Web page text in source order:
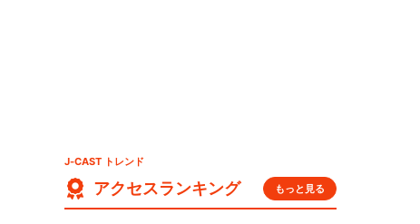
J-CAST トレンド
アクセスランキング もっと見る